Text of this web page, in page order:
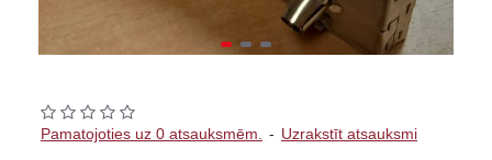
Pamatojoties uz 0 atsauksmēm. - Uzrakstīt atsauksmi